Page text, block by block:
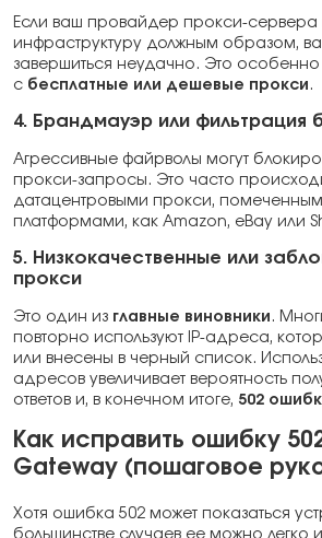
Если ваш провайдер прокси-
инфраструктуру должным образом,
завершиться неудачно. Это особенно
с бесплатные или дешевые прокси .
4. Брандмауэр или фильтрация
Агрессивные файрволы могут
прокси-запросы. Это часто
датацентровыми прокси,
платформами, как Amazon, eBay или
5. Низкокачественные или
прокси
Это один из главные виновники .
повторно используют IP-адреса,
или внесены в черный список.
адресов увеличивает вероятность
ответов и, в конечном итоге, 502
Как исправить ошибку
Gateway (пошаговое
Хотя ошибка 502 может показаться